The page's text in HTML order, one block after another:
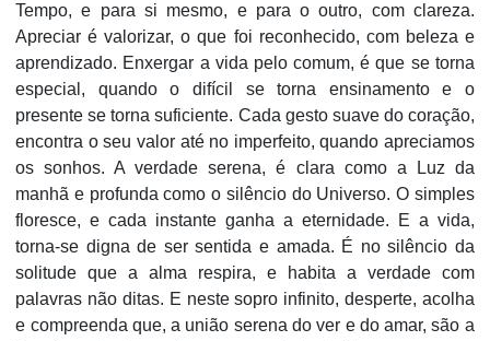
Tempo, e para si mesmo, e para o outro, com clareza.
Apreciar é valorizar, o que foi reconhecido, com beleza e
aprendizado. Enxergar a vida pelo comum, é que se torna
especial, quando o difícil se torna ensinamento e o
presente se torna suficiente. Cada gesto suave do coração,
encontra o seu valor até no imperfeito, quando apreciamos
os sonhos. A verdade serena, é clara como a Luz da
manhã e profunda como o silêncio do Universo. O simples
floresce, e cada instante ganha a eternidade. E a vida,
torna-se digna de ser sentida e amada. É no silêncio da
solitude que a alma respira, e habita a verdade com
palavras não ditas. E neste sopro infinito, desperte, acolha
e compreenda que, a união serena do ver e do amar, são a